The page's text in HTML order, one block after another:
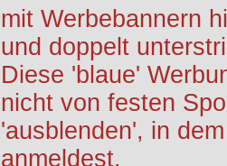
mit Werbebannern
und doppelt
Diese 'blaue'
nicht von festen
'ausblenden', in
anmeldest.